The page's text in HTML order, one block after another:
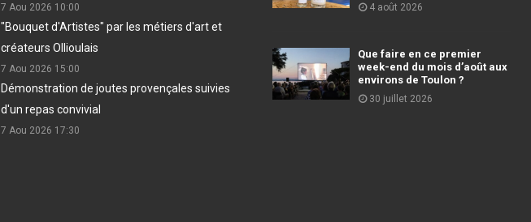
7 Aou 2026 10:00
"Bouquet d'Artistes" par les métiers d'art et
créateurs Ollioulais
7 Aou 2026 15:00
Démonstration de joutes provençales suivies
d'un repas convivial
7 Aou 2026 17:30
4 août 2026
Que faire en ce premier
week-end du mois d’août aux
environs de Toulon ?
30 juillet 2026